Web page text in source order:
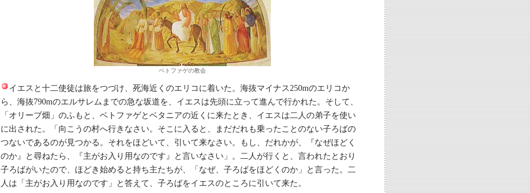
ベトファゲの教会
イエスと十二使徒は旅をつづけ、死海近くのエリコに着いた。海抜マイナス250mのエリコか
ら、海抜790mのエルサレムまでの急な坂道を、イエスは先頭に立って進んで行かれた。そして、
「オリーブ畑」のふもと、ベトファゲとベタニアの近くに来たとき、イエスは二人の弟子を使い
に出された。「向こうの村へ行きなさい。そこに入ると、まだだれも乗ったことのない子ろばの
つないであるのが見つかる。それをほどいて、引いて来なさい。もし、だれかが、『なぜほどく
のか』と尋ねたら、『主がお入り用なのです』と言いなさい」。二人が行くと、言われたとおり
子ろばがいたので、ほどき始めると持ち主たちが、「なぜ、子ろばをほどくのか」と言った。二
人は「主がお入り用なのです」と答えて、子ろばをイエスのところに引いて来た。